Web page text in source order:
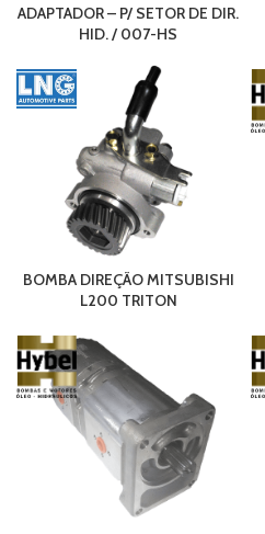
ADAPTADOR – P/ SETOR DE DIR.
HID. / 007-HS
BOMBA DIREÇÃO MITSUBISHI
L200 TRITON